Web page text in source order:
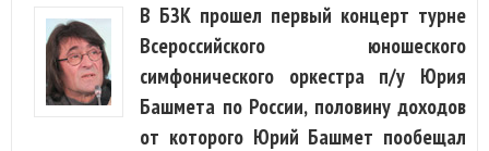
В БЗК прошел первый концерт турне
Всероссийского юношеского
симфонического оркестра п/у Юрия
Башмета по России, половину доходов
от которого Юрий Башмет пообещал